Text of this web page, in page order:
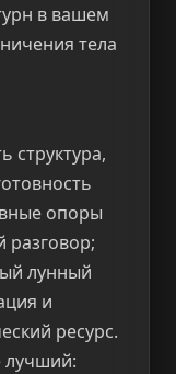
в вашем
тела
структура,
опоры
разговор;
лунный
и
ресурс.
лучший: